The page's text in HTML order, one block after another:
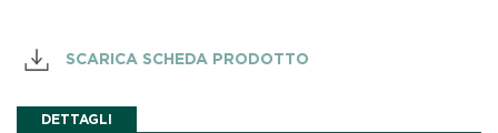
SCARICA SCHEDA PRODOTTO
DETTAGLI